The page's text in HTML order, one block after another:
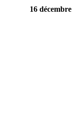
16 décembre